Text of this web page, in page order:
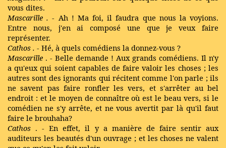
vous dites.
Mascarille . - Ah ! Ma foi, il faudra que nous la voyions.
Entre nous, j'en ai composé une que je veux faire
représenter.
Cathos . - Hé, à quels comédiens la donnez-vous ?
Mascarille . - Belle demande ! Aux grands comédiens. Il n'y
a qu'eux qui soient capables de faire valoir les choses ; les
autres sont des ignorants qui récitent comme l'on parle ; ils
ne savent pas faire ronfler les vers, et s'arrêter au bel
endroit : et le moyen de connaître où est le beau vers, si le
comédien ne s'y arrête, et ne vous avertit par là qu'il faut
faire le brouhaha?
Cathos . - En effet, il y a manière de faire sentir aux
auditeurs les beautés d'un ouvrage ; et les choses ne valent